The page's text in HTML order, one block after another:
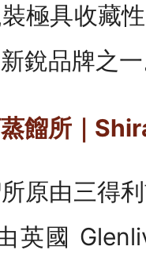
極具收藏
銳品牌之一
餾所｜
原由三得
英國